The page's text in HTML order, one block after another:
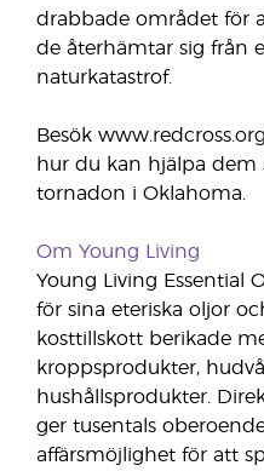
drabbade området för
de återhämtar sig från
naturkatastrof.
Besök
hur du kan hjälpa dem
tornadon i Oklahoma.
Om Young Living
Young Living Essential
för sina eteriska oljor
kosttillskott berikade
kroppsprodukter,
hushållsprodukter.
ger tusentals
affärsmöjlighet för att